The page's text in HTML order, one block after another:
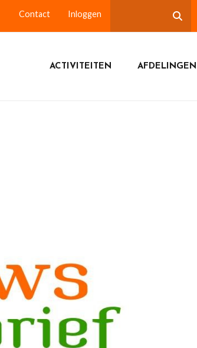
Contact Inloggen
ACTIVITEITEN AFDELINGEN